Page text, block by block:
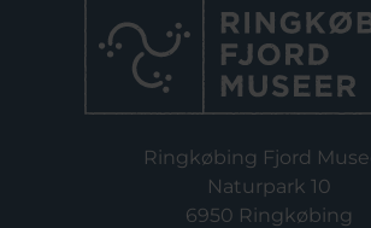
Ringkøbing Fjord
Naturpark 10
6950 Ringkøbing